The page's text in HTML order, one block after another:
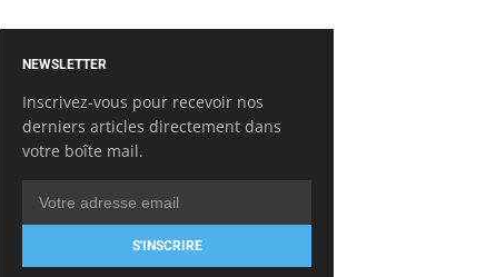
NEWSLETTER
Inscrivez-vous pour recevoir nos
derniers articles directement dans
votre boîte mail.
S'INSCRIRE